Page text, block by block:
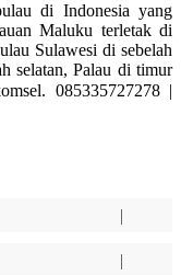
di Indonesia yang
Maluku terletak di
Sulawesi di sebelah
selatan, Palau di timur
085335727278 |